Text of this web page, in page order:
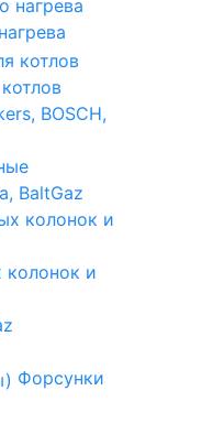
BOSCH,
BaltGaz
колонок и
Форсунки